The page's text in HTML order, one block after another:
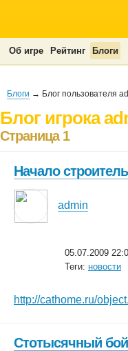
Об игре Рейтинг Блоги
Блоги → Блог пользователя
Блог игрока
Страница 1
Начало
admin
05.07.2009
Теги: новости
http://cathome.ru/
Стотысячный бой